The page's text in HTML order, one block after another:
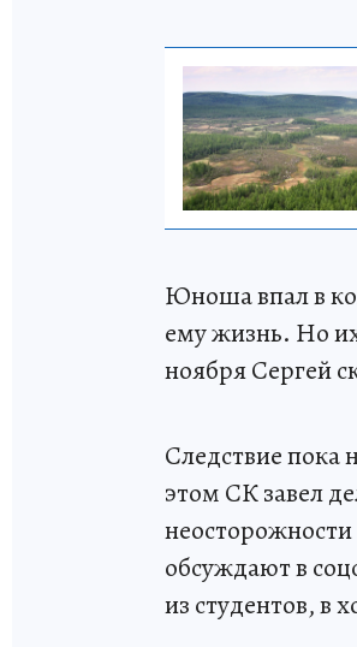
Юноша впал в
ему жизнь. Но
ноября Сергей
Следствие пока
этом СК завел
обсуждают в
из студентов, в